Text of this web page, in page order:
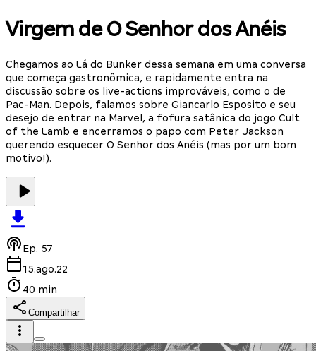
Virgem de O Senhor dos Anéis
Chegamos ao Lá do Bunker dessa semana em uma conversa
que começa gastronômica, e rapidamente entra na
discussão sobre os live-actions improváveis, como o de
Pac-Man. Depois, falamos sobre Giancarlo Esposito e seu
desejo de entrar na Marvel, a fofura satânica do jogo Cult
of the Lamb e encerramos o papo com Peter Jackson
querendo esquecer O Senhor dos Anéis (mas por um bom
motivo!).
Ep. 57
15.ago.22
40 min
Compartilhar